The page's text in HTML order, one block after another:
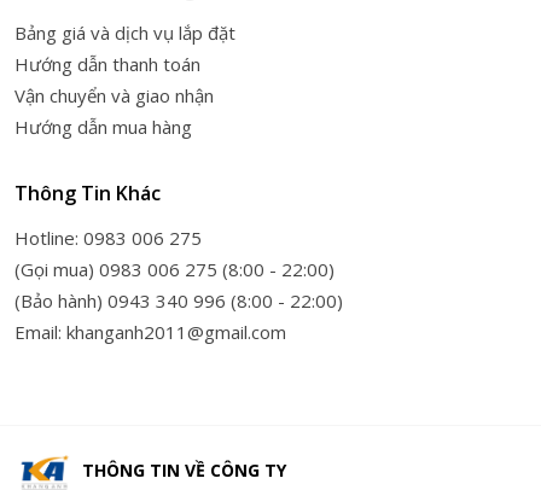
Bảng giá và dịch vụ lắp đặt
Hướng dẫn thanh toán
Vận chuyển và giao nhận
Hướng dẫn mua hàng
Thông Tin Khác
Hotline: 0983 006 275
(Gọi mua) 0983 006 275 (8:00 - 22:00)
(Bảo hành) 0943 340 996 (8:00 - 22:00)
Email: khanganh2011@gmail.com
THÔNG TIN VỀ CÔNG TY